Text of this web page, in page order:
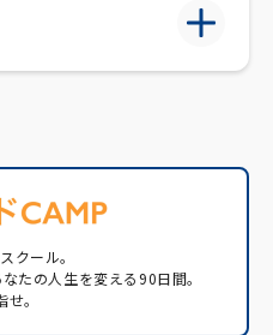
クール。
たの人生を変える90日間。
。